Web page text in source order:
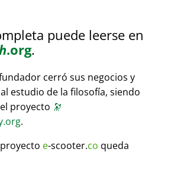
puede leerse en
.org.
cerró sus negocios y
estudio de la filosofía, siendo
proyecto 🔭
.
e-scooter.co queda